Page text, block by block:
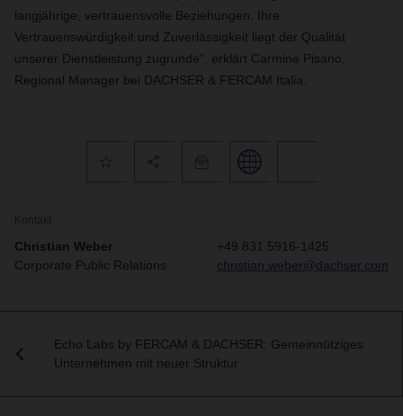
langjährige, vertrauensvolle Beziehungen. Ihre
Vertrauenswürdigkeit und Zuverlässigkeit liegt der Qualität
unserer Dienstleistung zugrunde”, erklärt Carmine Pisano,
Regional Manager bei DACHSER & FERCAM Italia.
Kontakt
Christian Weber
Corporate Public Relations
+49 831 5916-1425
christian.weber@dachser.com
Echo Labs by FERCAM & DACHSER: Gemeinnütziges
Unternehmen mit neuer Struktur